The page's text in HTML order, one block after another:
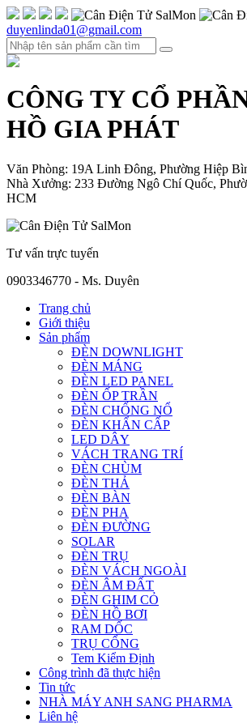
duyenlinda01@gmail.com
CÔNG TY CỔ
HỒ GIA PHÁT
Văn Phòng: 19A Linh Đông, Phường Hiệp
Nhà Xưởng: 233 Đường Ngô Chí Quốc,
HCM
Tư vấn trực tuyến
0903346770 - Ms. Duyên
Trang chủ
Giới thiệu
Sản phẩm
ĐÈN DOWNLIGHT
ĐÈN MÁNG
ĐÈN LED PANEL
ĐÈN ỐP TRẦN
ĐÈN CHỐNG NỔ
ĐÈN KHẨN CẤP
LED DÂY
VÁCH TRANG TRÍ
ĐÈN CHÙM
ĐÈN THẢ
ĐÈN BÀN
ĐÈN PHA
ĐÈN ĐƯỜNG
SOLAR
ĐÈN TRỤ
ĐÈN VÁCH NGOÀI
ĐÈN ÂM ĐẤT
ĐÈN GHIM CỎ
ĐÈN HỒ BƠI
RAM DỐC
TRỤ CỔNG
Tem Kiểm Định
Công trình đã thực hiện
Tin tức
NHÀ MÁY ANH SANG PHARMA
Liên hệ